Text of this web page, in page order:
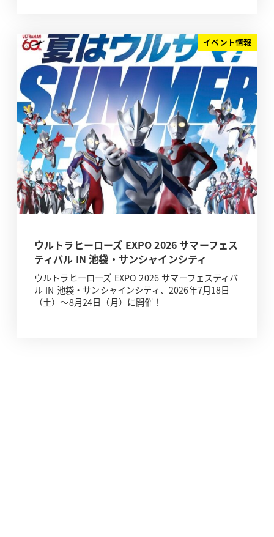
イベント情報
ウルトラヒーローズ EXPO 2026 サマーフェス
ティバル IN 池袋・サンシャインシティ
ウルトラヒーローズ EXPO 2026 サマーフェスティバ
ル IN 池袋・サンシャインシティ、2026年7月18日
（土）～8月24日（月）に開催！